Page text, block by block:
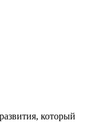
который